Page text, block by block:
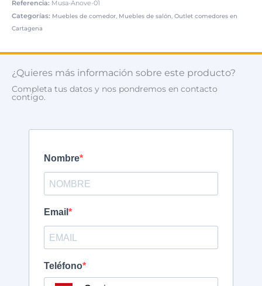
Referencia: Musa-Anove-01
Categorías: Muebles de comedor, Muebles de salón, Outlet comedores en
Cartagena
¿Quieres más información sobre este producto?
Completa tus datos y nos pondremos en contacto
contigo.